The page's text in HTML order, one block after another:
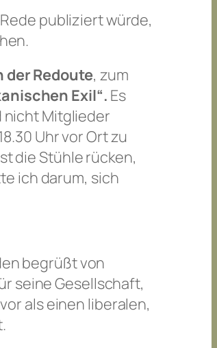
publiziert würde,
der Redoute, zum
Exil“. Es
nicht Mitglieder
Uhr vor Ort zu
die Stühle rücken,
ich darum, sich
begrüßt von
seine Gesellschaft,
als einen liberalen,